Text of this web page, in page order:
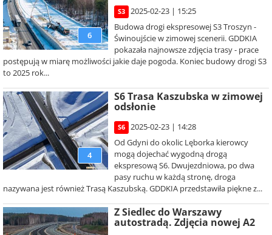
6
S3
2025-02-23 | 15:25
Budowa drogi ekspresowej S3 Troszyn -
Świnoujście w zimowej scenerii. GDDKIA
pokazała najnowsze zdjęcia trasy - prace
postępują w miarę możliwości jakie daje pogoda. Koniec budowy drogi S3
to 2025 rok...
4
S6 Trasa Kaszubska w zimowej
odsłonie
S6
2025-02-23 | 14:28
Od Gdyni do okolic Lęborka kierowcy
mogą dojechać wygodną drogą
ekspresową S6. Dwujezdniowa, po dwa
pasy ruchu w każdą stronę, droga
nazywana jest również Trasą Kaszubską. GDDKIA przedstawiła piękne z...
Z Siedlec do Warszawy
autostradą. Zdjęcia nowej A2